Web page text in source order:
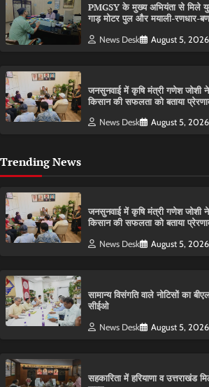
PMGSY के मुख्य अभियंता से मिले
गाड़ मोटर पुल और मयाली-रणधार-
News Desk August 5, 2026
जनसुनवाई में कृषि मंत्री गणेश जोशी
किसान की सफलता को बताया
News Desk August 5, 2026
Trending News
जनसुनवाई में कृषि मंत्री गणेश जोशी
किसान की सफलता को बताया
News Desk August 5, 2026
सामान्य विसंगति वाले नोटिसों का
सीईओ
News Desk August 5, 2026
सहकारिता में हरियाणा व उत्तराखंड